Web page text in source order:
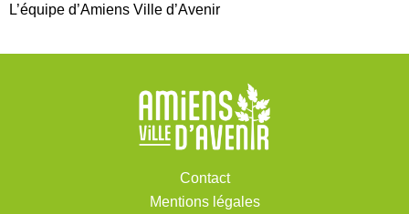
L’équipe d’Amiens Ville d’Avenir
Contact
Mentions légales